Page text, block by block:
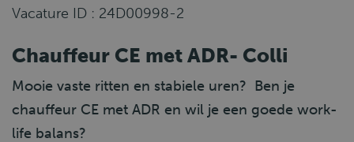
Vacature ID : 24D00998-2
Chauffeur CE met ADR- Colli
Mooie vaste ritten en stabiele uren? Ben je
chauffeur CE met ADR en wil je een goede work-
life balans?